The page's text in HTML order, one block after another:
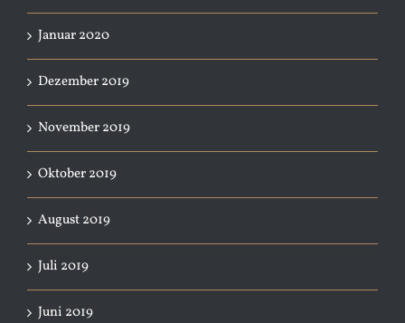
Januar 2020
Dezember 2019
November 2019
Oktober 2019
August 2019
Juli 2019
Juni 2019